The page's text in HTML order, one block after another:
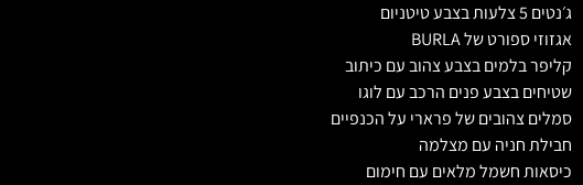
ג׳נטים 5 צלעות בצבע טיטניום
אגזוזי ספורט של BURLA
קליפר בלמים בצבע צהוב עם כיתוב
שטיחים בצבע פנים הרכב עם לוגו
סמלים צהובים של פרארי על הכנפיים
חבילת חניה עם מצלמה
כיסאות חשמל מלאים עם חימום